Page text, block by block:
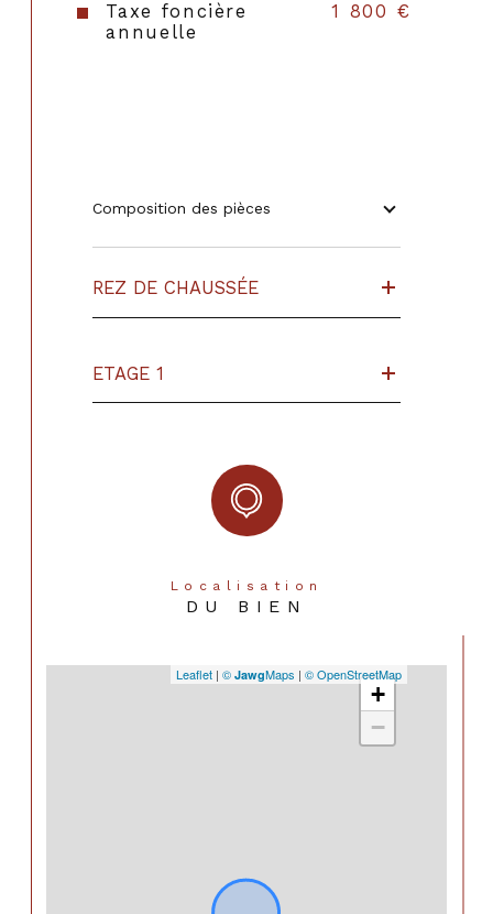
Taxe foncière
annuelle
1 800 €
Composition des pièces
REZ DE CHAUSSÉE
ETAGE 1
Localisation
DU BIEN
+
−
Leaflet | © JawgMaps | © OpenStreetMap